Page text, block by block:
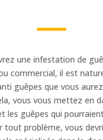
une infestation de
commercial, il est
guêpes que vous
vous vous mettez en
les guêpes qui
problème, vous